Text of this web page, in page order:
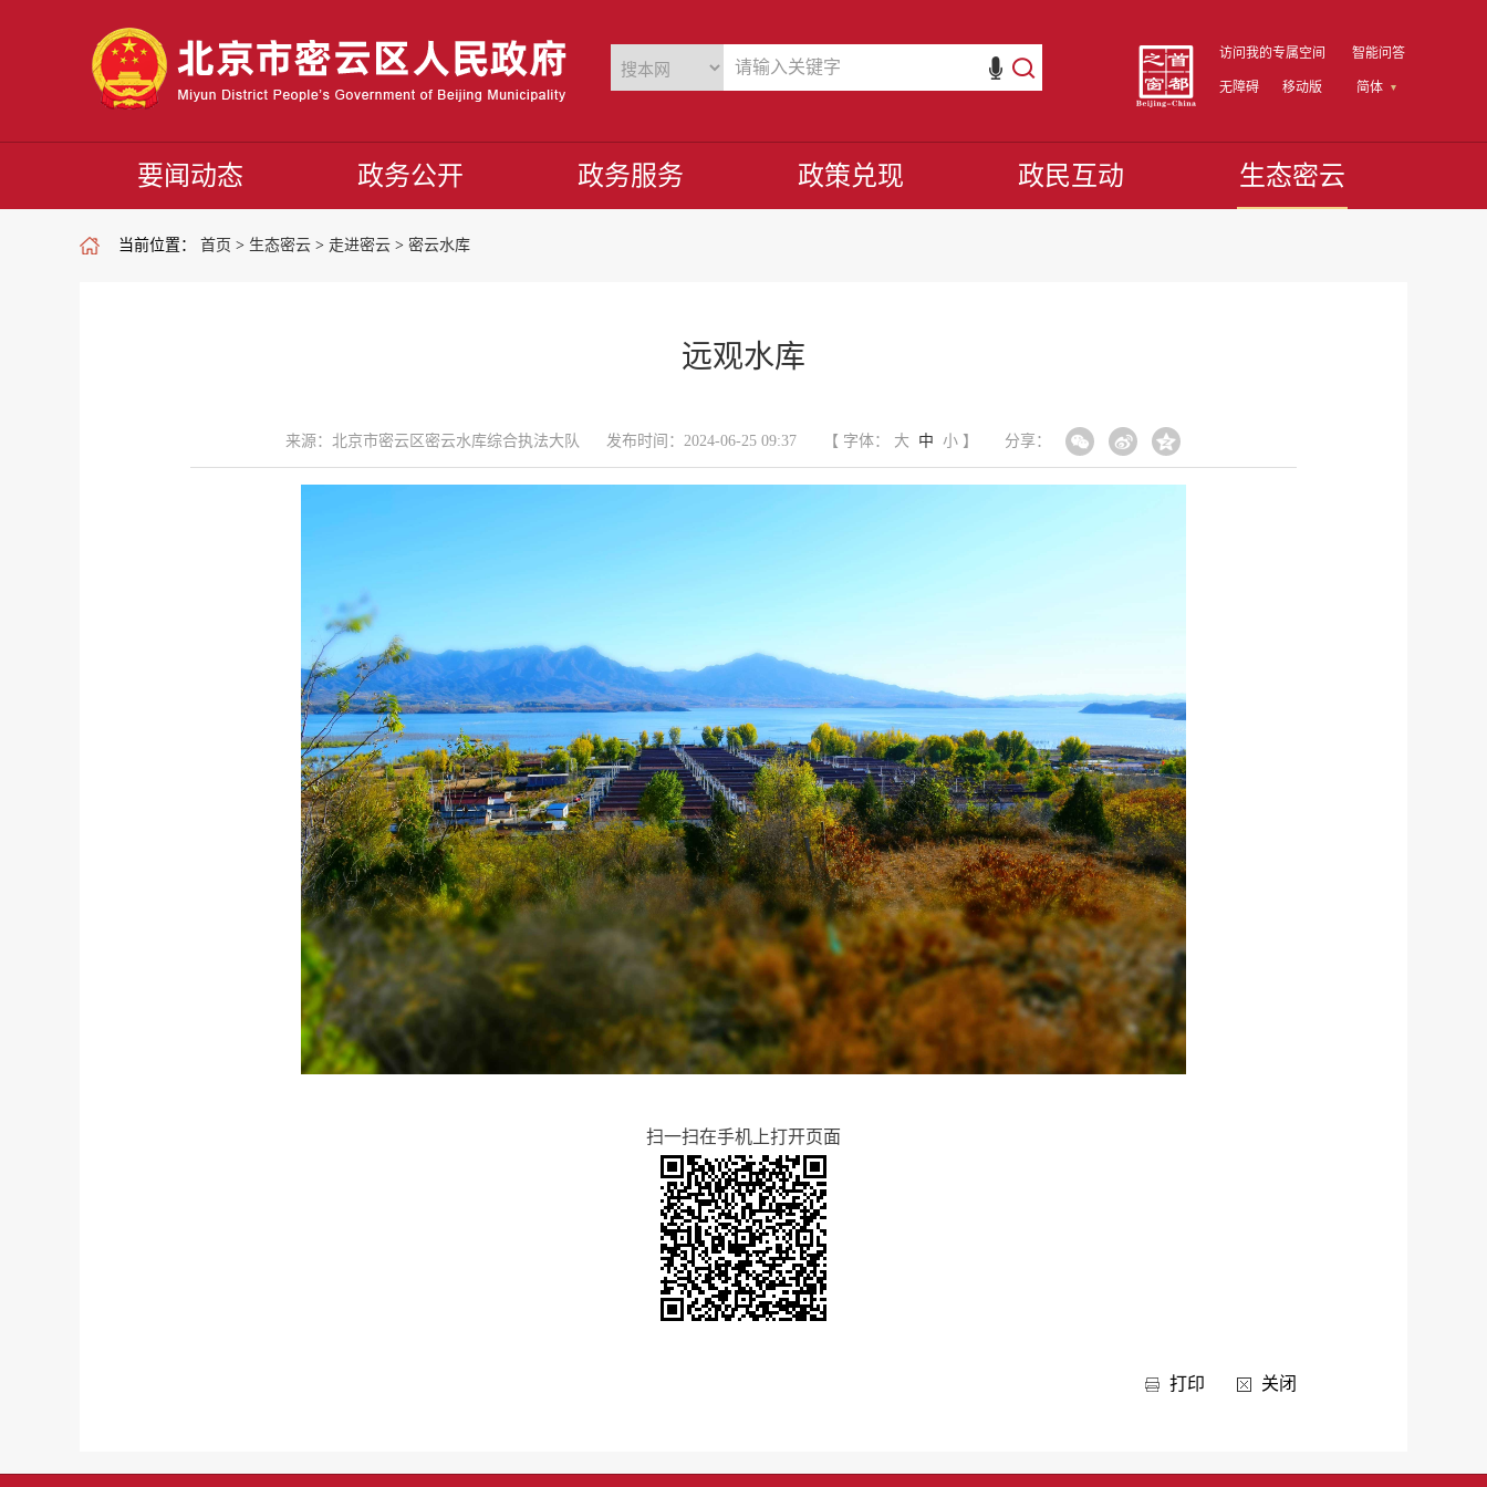
访问我的专属空间 智能问答
无障碍 移动版 简体
要闻动态 政务公开 政务服务 政策兑现 政民互动 生态密云
当前位置： 首页 > 生态密云 > 走进密云 > 密云水库
远观水库
来源：北京市密云区密云水库综合执法大队 发布时间：2024-06-25 09:37 【 字体： 大 中 小】 分享：
扫一扫在手机上打开页面
打印 关闭